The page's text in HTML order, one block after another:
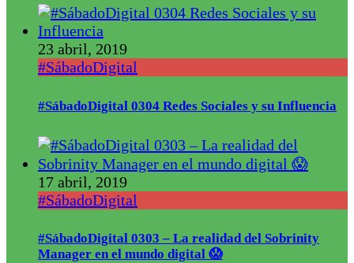
23 abril, 2019
#SábadoDigital
#SábadoDigital 0304 Redes Sociales y su Influencia
17 abril, 2019
#SábadoDigital
#SábadoDigital 0303 – La realidad del Sobrinity
Manager en el mundo digital 😱